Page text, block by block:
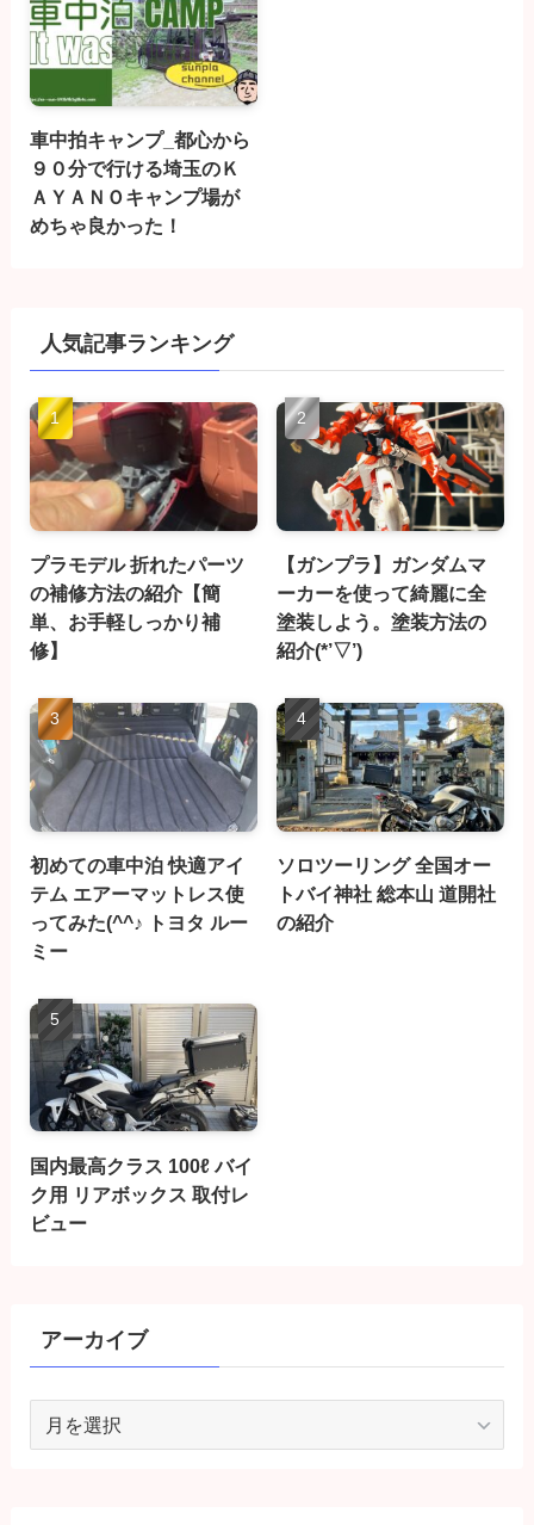
車中拍キャンプ_都心から
９０分で行ける埼玉のＫ
ＡＹＡＮＯキャンプ場が
めちゃ良かった！
人気記事ランキング
プラモデル 折れたパーツ
の補修方法の紹介【簡
単、お手軽しっかり補
修】
【ガンプラ】ガンダムマ
ーカーを使って綺麗に全
塗装しよう。塗装方法の
紹介(*’▽’)
初めての車中泊 快適アイ
テム エアーマットレス使
ってみた(^^♪ トヨタ ルー
ミー
ソロツーリング 全国オー
トバイ神社 総本山 道開社
の紹介
国内最高クラス 100ℓ バイ
ク用 リアボックス 取付レ
ビュー
アーカイブ